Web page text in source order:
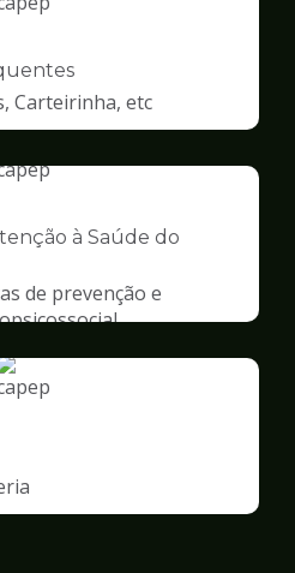
Ilustração
pagina
de
Capep
Carteirinha, etc
Ilustração
pagina
Capep
à Saúde do
de prevenção e
Ilustração
Capep